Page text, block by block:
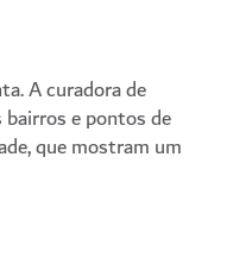
A curadora de
e pontos de
que mostram um